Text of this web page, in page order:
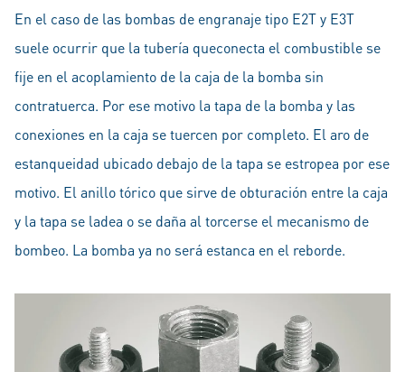
En el caso de las bombas de engranaje tipo E2T y E3T
suele ocurrir que la tubería queconecta el combustible se
fije en el acoplamiento de la caja de la bomba sin
contratuerca. Por ese motivo la tapa de la bomba y las
conexiones en la caja se tuercen por completo. El aro de
estanqueidad ubicado debajo de la tapa se estropea por ese
motivo. El anillo tórico que sirve de obturación entre la caja
y la tapa se ladea o se daña al torcerse el mecanismo de
bombeo. La bomba ya no será estanca en el reborde.